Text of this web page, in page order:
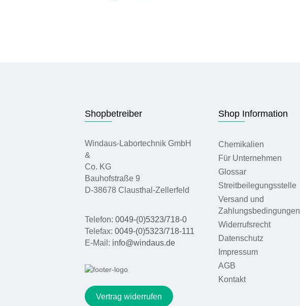
Shopbetreiber
Windaus-Labortechnik GmbH
&
Co. KG
Bauhofstraße 9
D-38678 Clausthal-Zellerfeld
Telefon: 0049-(0)5323/718-0
Telefax: 0049-(0)5323/718-111
E-Mail: info@windaus.de
Vertrag widerrufen
Shop Information
Chemikalien
Für Unternehmen
Glossar
Streitbeilegungsstelle
Versand und
Zahlungsbedingungen
Widerrufsrecht
Datenschutz
Impressum
AGB
Kontakt